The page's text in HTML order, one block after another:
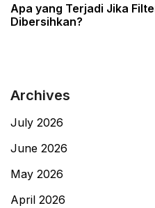
Post
Apa yang Terjadi Jika
Dibersihkan?
Archives
July 2026
June 2026
May 2026
April 2026